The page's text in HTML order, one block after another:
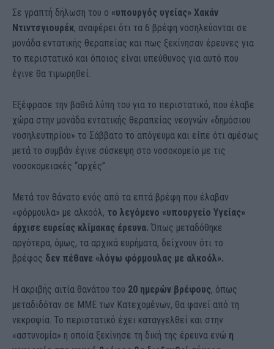
Σε γραπτή δήλωση του ο «υπουργός υγείας» Χακάν
Ντιντσγιουρέκ, αναφέρει ότι τα 6 βρέφη νοσηλεύονται σε
μονάδα εντατικής θεραπείας και πως ξεκίνησαν έρευνες για
το περιστατικό και όποιος είναι υπεύθυνος για αυτό που
έγινε θα τιμωρηθεί.
Εξέφρασε την βαθιά λύπη του για το περιστατικό, που έλαβε
χώρα στην μονάδα εντατικής θεραπείας νεογνών «δημόσιου
νοσηλευτηρίου» το Σάββατο το απόγευμα και είπε ότι αμέσως
μετά το συμβάν έγινε σύσκεψη στο νοσοκομείο με τις
νοσοκομειακές “αρχές”.
Μετά τον θάνατο ενός από τα επτά βρέφη που έλαβαν
«φόρμουλα» με αλκοόλ, το λεγόμενο «υπουργείο Υγείας»
άρχισε ευρείας κλίμακας έρευνα. Όπως μεταδόθηκε
αργότερα, όμως, τα αρχικά ευρήματα, δείχνουν ότι το
βρέφος δεν πέθανε «λόγω φόρμουλας με αλκοόλ».
Η ακριβής αιτία θανάτου του 20 ημερών βρέφους, όπως
μεταδιδόταν σε ΜΜΕ των Κατεχομένων, θα φανεί από τη
νεκροψία. Το περιστατικό έχει καταγγελθεί και στην
«αστυνομία» η οποία ξεκίνησε τη δική της έρευνα ενώ η